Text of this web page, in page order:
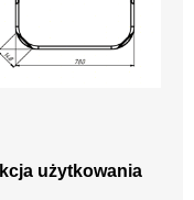
użytkowania